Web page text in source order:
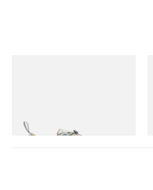
Jetzt einkaufen